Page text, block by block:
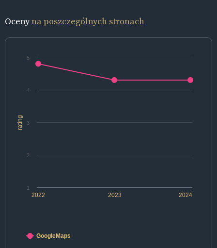
Ocenyna poszczególnych stronach
rating
2022 2023 2024
1
2
3
4
5
GoogleMaps